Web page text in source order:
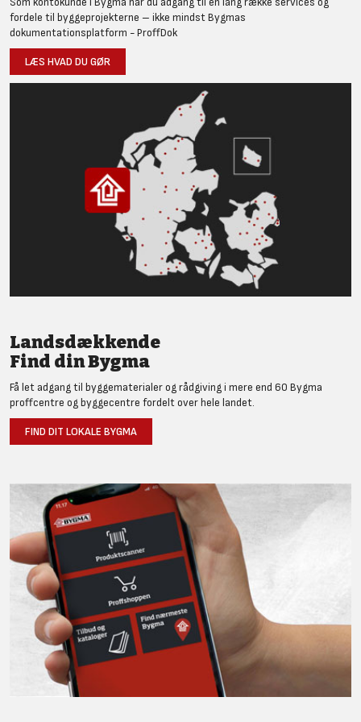
fordele til byggeprojekterne – ikke mindst Bygmas
dokumentationsplatform - ProffDok
LÆS HVAD DU GØR
Landsdækkende
Find din Bygma
Få let adgang til byggematerialer og rådgiving i mere end 60 Bygma
proffcentre og byggecentre fordelt over hele landet.
FIND DIT LOKALE BYGMA